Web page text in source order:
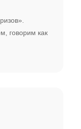
говорим как